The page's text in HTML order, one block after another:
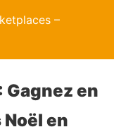
–
Gagnez en
en